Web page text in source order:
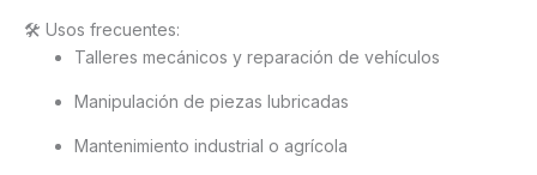
🛠️ Usos frecuentes:
Talleres mecánicos y reparación de vehículos
Manipulación de piezas lubricadas
Mantenimiento industrial o agrícola